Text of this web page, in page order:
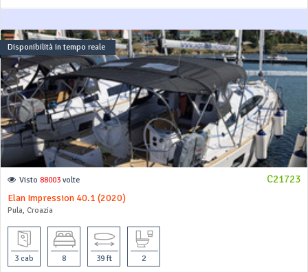
Disponibilità in tempo reale
C21723
Visto 88003 volte
Elan Impression 40.1 (2020)
Pula, Croazia
3 cab 8 39 ft 2